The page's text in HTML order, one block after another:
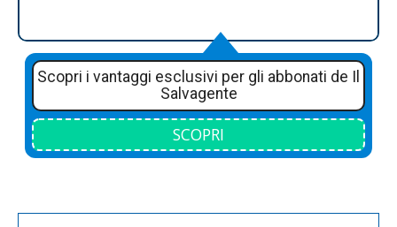
Scopri i vantaggi esclusivi per gli abbonati de Il
Salvagente
SCOPRI